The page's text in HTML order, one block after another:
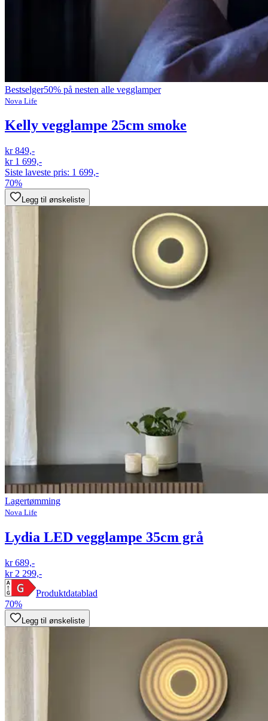
Bestselger50% på nesten alle vegglamper
Nova Life
Kelly vegglampe 25cm smoke
kr 849,-
kr 1 699,-
Siste laveste pris: 1 699,-
70%
Legg til ønskeliste
Lagertømming
Nova Life
Lydia LED vegglampe 35cm grå
kr 689,-
kr 2 299,-
Produktdatablad
70%
Legg til ønskeliste